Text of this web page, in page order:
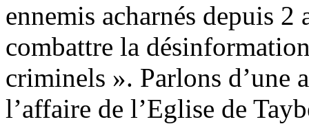
ennemis acharnés depuis
combattre la
criminels ». Parlons d’une
l’affaire de l’Eglise de